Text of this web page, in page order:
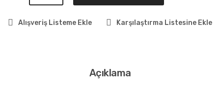
Alışveriş Listeme Ekle Karşılaştırma Listesine Ekle
Açıklama